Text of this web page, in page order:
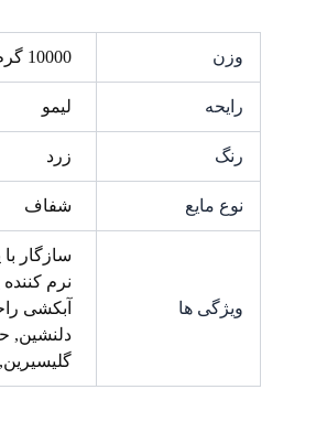
وزن 10000 گرم
رایحه لیمو
رنگ زرد
نوع مایع شفاف
ویژگی ها
سازگار
نرم
آبکشی
دلنشین,
گلیسیرین,